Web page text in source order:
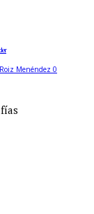
Menéndez 0